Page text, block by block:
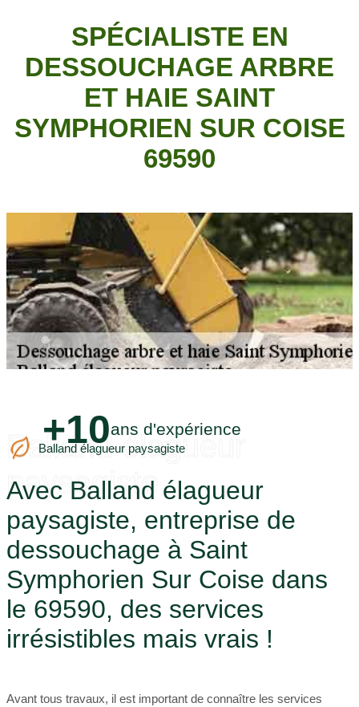
SPÉCIALISTE EN
DESSOUCHAGE ARBRE
ET HAIE SAINT
SYMPHORIEN SUR COISE
69590
+10ans d'expérience
Balland élagueur paysagiste
Balland élagueur
paysagiste
Avec Balland élagueur
paysagiste, entreprise de
dessouchage à Saint
Symphorien Sur Coise dans
le 69590, des services
irrésistibles mais vrais !
Avant tous travaux, il est important de connaître les services